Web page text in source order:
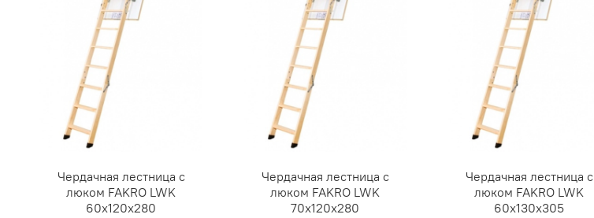
Чердачная лестница с
люком FAKRO LWK
60х120х280
Чердачная лестница с
люком FAKRO LWK
70х120х280
Чердачная лестница с
люком FAKRO LWK
60х130х305